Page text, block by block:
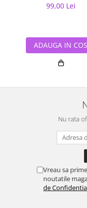
99,00 Lei
ADAUGA IN COS
Nu rata
Vreau sa
noutatile
de